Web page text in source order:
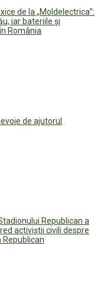
de la „Moldelectrica”:
iar bateriile și
România
de ajutorul
Republican a
activiștii civili despre